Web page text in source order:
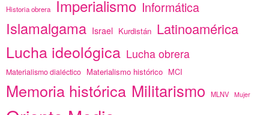
Historia obrera Imperialismo Informática
Islamalgama Israel Kurdistán Latinoamérica
Lucha ideológica Lucha obrera
Materialismo dialéctico Materialismo histórico MCI
Memoria histórica Militarismo MLNV Mujer